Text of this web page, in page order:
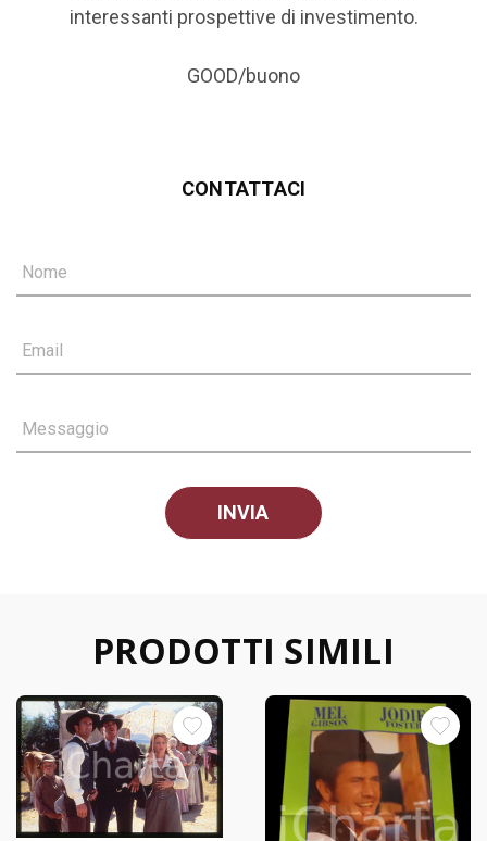
interessanti prospettive di investimento.
GOOD/buono
CONTATTACI
Nome
Email
Messaggio
PRODOTTI SIMILI